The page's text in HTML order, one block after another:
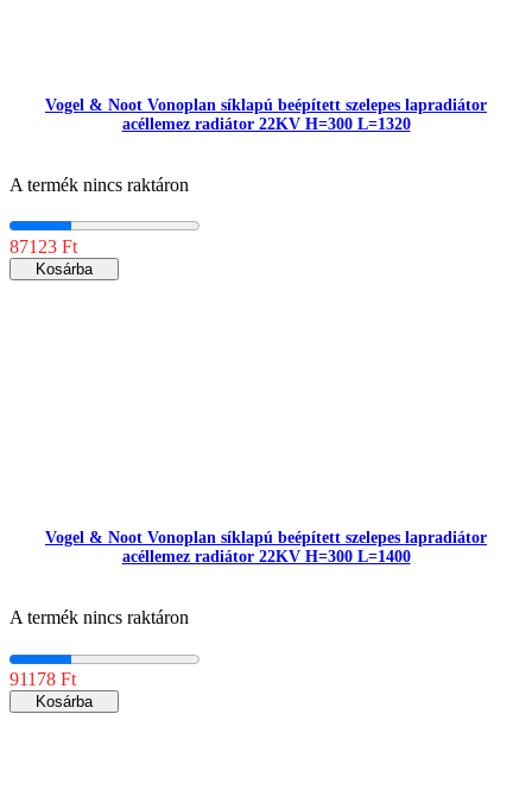
Vogel & Noot Vonoplan síklapú beépített szelepes lapradiátor
acéllemez radiátor 22KV H=300 L=1320
A termék nincs raktáron
87123 Ft
Kosárba
Vogel & Noot Vonoplan síklapú beépített szelepes lapradiátor
acéllemez radiátor 22KV H=300 L=1400
A termék nincs raktáron
91178 Ft
Kosárba